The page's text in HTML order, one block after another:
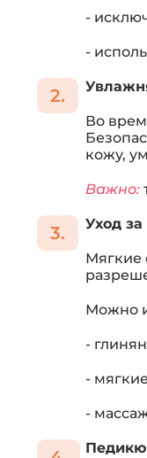
-
-
Во
кожу,
Важно:
Уход
Мягкие
Можно
-
-
-